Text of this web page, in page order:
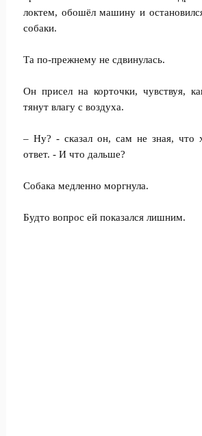
локтем, обошёл машину и
собаки.
Та по-прежнему не сдвинулась.
Он присел на корточки, чувствуя,
тянут влагу с воздуха.
– Ну? - сказал он, сам не зная, что
ответ. - И что дальше?
Собака медленно моргнула.
Будто вопрос ей показался лишним.